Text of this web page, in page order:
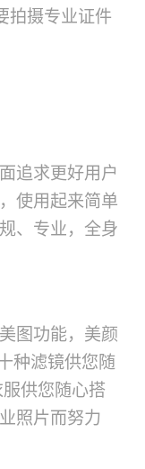
拍摄专业证件
追求更好用户
使用起来简单
、专业，全身
图功能，美颜
种滤镜供您随
供您随心搭
照片而努力